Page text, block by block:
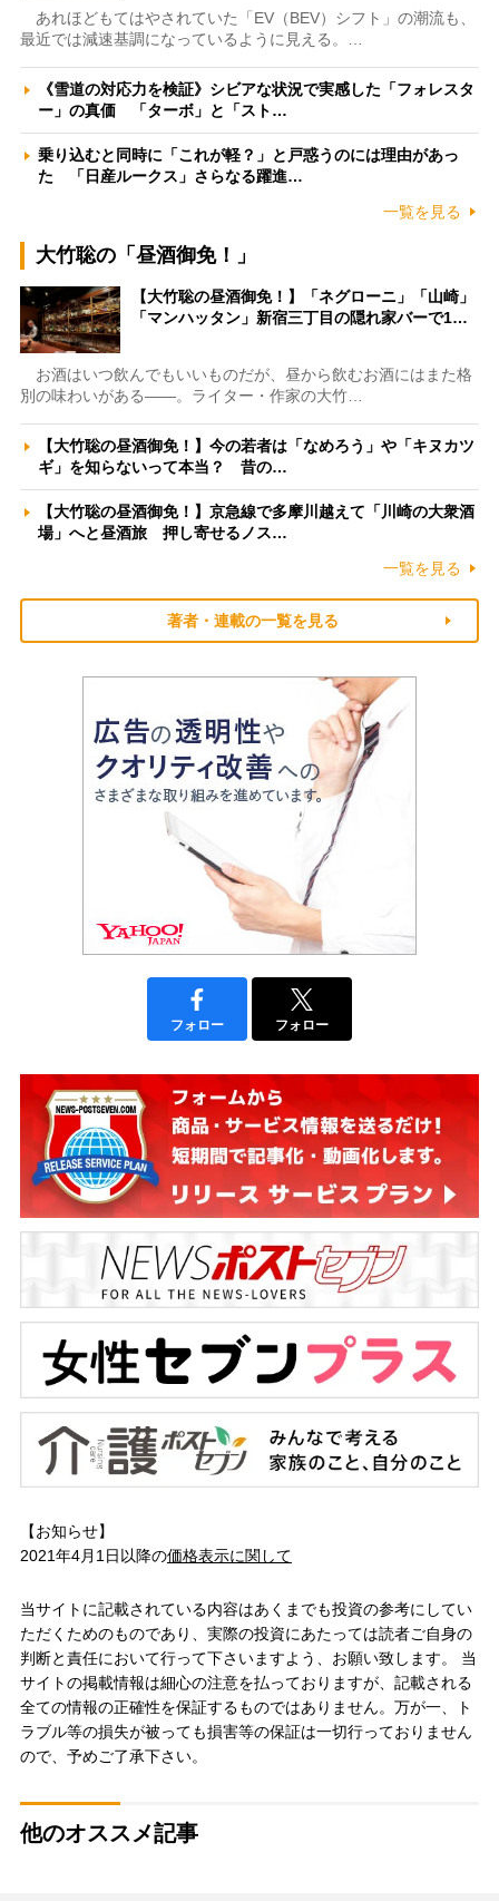
あれほどもてはやされていた「EV（BEV）シフト」の潮流も、
最近では減速基調になっているように見える。…
《雪道の対応力を検証》シビアな状況で実感した「フォレスタ
ー」の真価 「ターボ」と「スト…
乗り込むと同時に「これが軽？」と戸惑うのには理由があっ
た 「日産ルークス」さらなる躍進…
一覧を見る
大竹聡の「昼酒御免！」
【大竹聡の昼酒御免！】「ネグローニ」「山崎」
「マンハッタン」新宿三丁目の隠れ家バーで1…
お酒はいつ飲んでもいいものだが、昼から飲むお酒にはまた格
別の味わいがある――。ライター・作家の大竹…
【大竹聡の昼酒御免！】今の若者は「なめろう」や「キヌカツ
ギ」を知らないって本当？ 昔の…
【大竹聡の昼酒御免！】京急線で多摩川越えて「川崎の大衆酒
場」へと昼酒旅 押し寄せるノス…
一覧を見る
著者・連載の一覧を見る
フォロー フォロー
【お知らせ】
2021年4月1日以降の価格表示に関して
当サイトに記載されている内容はあくまでも投資の参考にしてい
ただくためのものであり、実際の投資にあたっては読者ご自身の
判断と責任において行って下さいますよう、お願い致します。 当
サイトの掲載情報は細心の注意を払っておりますが、記載される
全ての情報の正確性を保証するものではありません。万が一、ト
ラブル等の損失が被っても損害等の保証は一切行っておりません
ので、予めご了承下さい。
他のオススメ記事